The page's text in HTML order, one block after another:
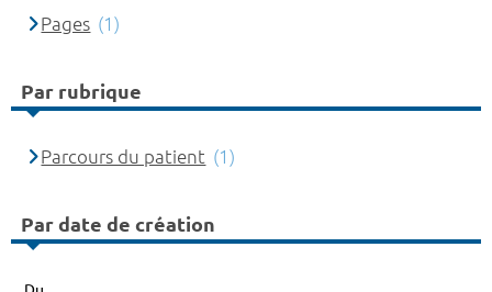
Pages (1)
Par rubrique
Parcours du patient (1)
Par date de création